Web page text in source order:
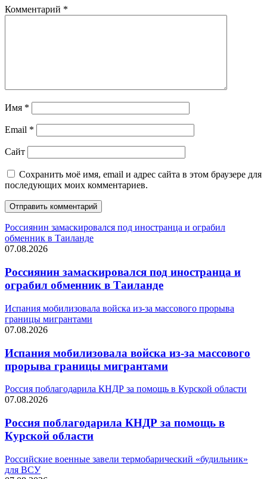
Комментарий *
Имя *
Email *
Сайт
Сохранить моё имя, email и адрес сайта в этом браузере для
последующих моих комментариев.
Россиянин замаскировался под иностранца и ограбил
обменник в Таиланде
07.08.2026
Россиянин замаскировался под иностранца и
ограбил обменник в Таиланде
Испания мобилизовала войска из-за массового прорыва
границы мигрантами
07.08.2026
Испания мобилизовала войска из-за массового
прорыва границы мигрантами
Россия поблагодарила КНДР за помощь в Курской области
07.08.2026
Россия поблагодарила КНДР за помощь в
Курской области
Российские военные завели термобарический «будильник»
для ВСУ